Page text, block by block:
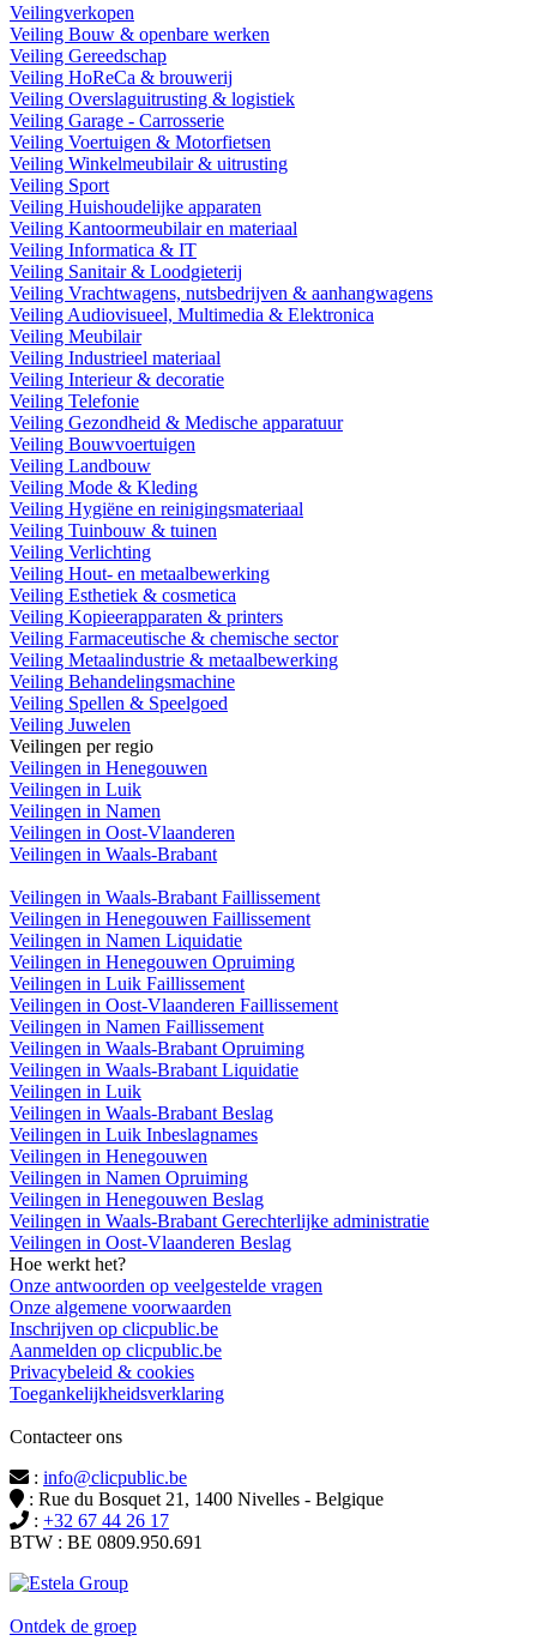
Veilingverkopen
Veiling Bouw & openbare werken
Veiling Gereedschap
Veiling HoReCa & brouwerij
Veiling Overslaguitrusting & logistiek
Veiling Garage - Carrosserie
Veiling Voertuigen & Motorfietsen
Veiling Winkelmeubilair & uitrusting
Veiling Sport
Veiling Huishoudelijke apparaten
Veiling Kantoormeubilair en materiaal
Veiling Informatica & IT
Veiling Sanitair & Loodgieterij
Veiling Vrachtwagens, nutsbedrijven & aanhangwagens
Veiling Audiovisueel, Multimedia & Elektronica
Veiling Meubilair
Veiling Industrieel materiaal
Veiling Interieur & decoratie
Veiling Telefonie
Veiling Gezondheid & Medische apparatuur
Veiling Bouwvoertuigen
Veiling Landbouw
Veiling Mode & Kleding
Veiling Hygiëne en reinigingsmateriaal
Veiling Tuinbouw & tuinen
Veiling Verlichting
Veiling Hout- en metaalbewerking
Veiling Esthetiek & cosmetica
Veiling Kopieerapparaten & printers
Veiling Farmaceutische & chemische sector
Veiling Metaalindustrie & metaalbewerking
Veiling Behandelingsmachine
Veiling Spellen & Speelgoed
Veiling Juwelen
Veilingen per regio
Veilingen in Henegouwen
Veilingen in Luik
Veilingen in Namen
Veilingen in Oost-Vlaanderen
Veilingen in Waals-Brabant
Veilingen in Waals-Brabant Faillissement
Veilingen in Henegouwen Faillissement
Veilingen in Namen Liquidatie
Veilingen in Henegouwen Opruiming
Veilingen in Luik Faillissement
Veilingen in Oost-Vlaanderen Faillissement
Veilingen in Namen Faillissement
Veilingen in Waals-Brabant Opruiming
Veilingen in Waals-Brabant Liquidatie
Veilingen in Luik
Veilingen in Waals-Brabant Beslag
Veilingen in Luik Inbeslagnames
Veilingen in Henegouwen
Veilingen in Namen Opruiming
Veilingen in Henegouwen Beslag
Veilingen in Waals-Brabant Gerechterlijke administratie
Veilingen in Oost-Vlaanderen Beslag
Hoe werkt het?
Onze antwoorden op veelgestelde vragen
Onze algemene voorwaarden
Inschrijven op clicpublic.be
Aanmelden op clicpublic.be
Privacybeleid & cookies
Toegankelijkheidsverklaring
Contacteer ons
: info@clicpublic.be
: Rue du Bosquet 21, 1400 Nivelles - Belgique
: +32 67 44 26 17
BTW : BE 0809.950.691
Ontdek de groep